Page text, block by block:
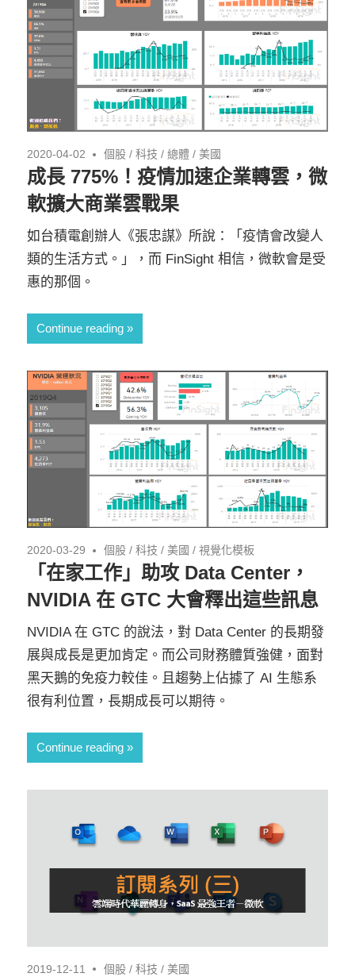
2020-04-02 個股 /科技 /總體 /美國
成長 775%！疫情加速企業轉雲，微
軟擴大商業雲戰果
如台積電創辦人《張忠謀》所說：「疫情會改變人
類的生活方式。」，而 FinSight 相信，微軟會是受
惠的那個。
Continue reading
2020-03-29 個股 /科技 /美國 /視覺化模板
「在家工作」助攻 Data Center，
NVIDIA 在 GTC 大會釋出這些訊息
NVIDIA 在 GTC 的說法，對 Data Center 的長期發
展與成長是更加肯定。而公司財務體質強健，面對
黑天鵝的免疫力較佳。且趨勢上佔據了 AI 生態系
很有利位置，長期成長可以期待。
Continue reading
2019-12-11 個股 /科技 /美國